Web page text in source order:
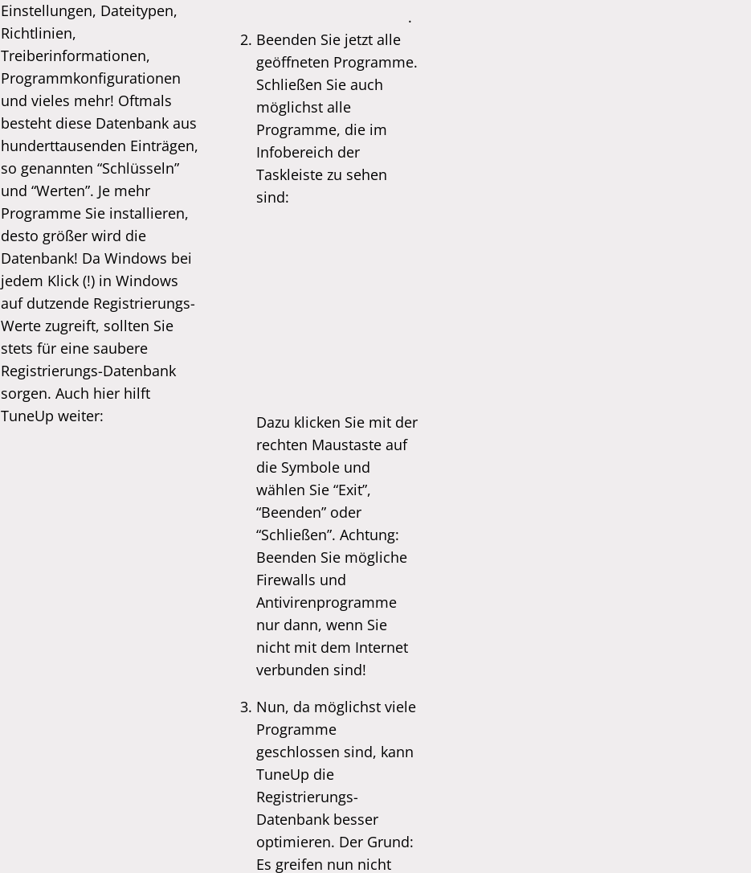
Einstellungen, Dateitypen,
Richtlinien,
Treiberinformationen,
Programmkonfigurationen
und vieles mehr! Oftmals
besteht diese Datenbank aus
hunderttausenden Einträgen,
so genannten “Schlüsseln”
und “Werten”. Je mehr
Programme Sie installieren,
desto größer wird die
Datenbank! Da Windows bei
jedem Klick (!) in Windows
auf dutzende Registrierungs-
Werte zugreift, sollten Sie
stets für eine saubere
Registrierungs-Datenbank
sorgen. Auch hier hilft
TuneUp weiter:
.
Beenden Sie jetzt alle
geöffneten Programme.
Schließen Sie auch
möglichst alle
Programme, die im
Infobereich der
Taskleiste zu sehen
sind:
Dazu klicken Sie mit der
rechten Maustaste auf
die Symbole und
wählen Sie “Exit”,
“Beenden” oder
“Schließen”. Achtung:
Beenden Sie mögliche
Firewalls und
Antivirenprogramme
nur dann, wenn Sie
nicht mit dem Internet
verbunden sind!
Nun, da möglichst viele
Programme
geschlossen sind, kann
TuneUp die
Registrierungs-
Datenbank besser
optimieren. Der Grund:
Es greifen nun nicht